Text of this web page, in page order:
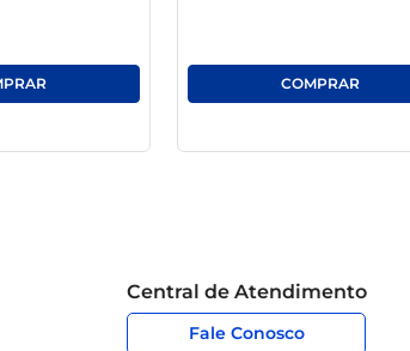
Central de Atendimento
Fale Conosco